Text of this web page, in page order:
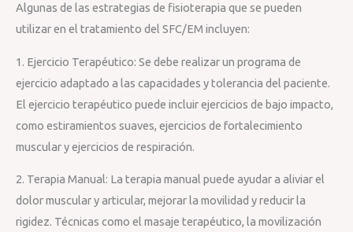
Algunas de las estrategias de fisioterapia que se pueden
utilizar en el tratamiento del SFC/EM incluyen:
1. Ejercicio Terapéutico: Se debe realizar un programa de
ejercicio adaptado a las capacidades y tolerancia del paciente.
El ejercicio terapéutico puede incluir ejercicios de bajo impacto,
como estiramientos suaves, ejercicios de fortalecimiento
muscular y ejercicios de respiración.
2. Terapia Manual: La terapia manual puede ayudar a aliviar el
dolor muscular y articular, mejorar la movilidad y reducir la
rigidez. Técnicas como el masaje terapéutico, la movilización